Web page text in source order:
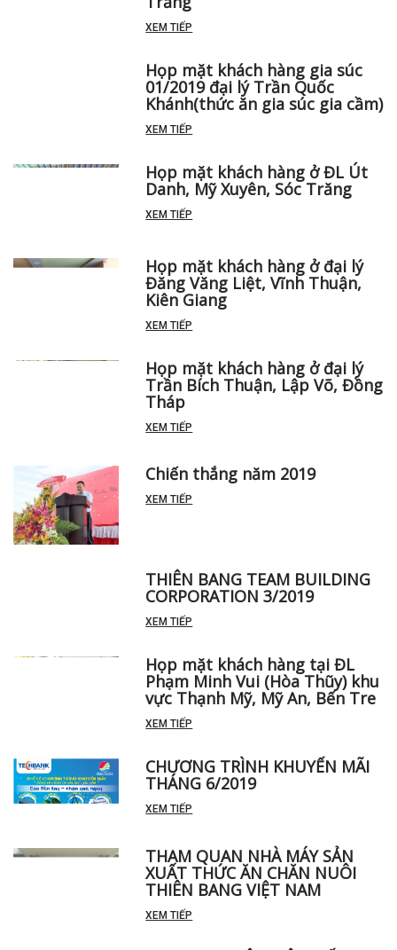
XEM TIẾP
Họp mặt khách hàng gia súc
01/2019 đại lý Trần Quốc
Khánh(thức ăn gia súc gia cầm)
XEM TIẾP
Họp mặt khách hàng ở ĐL Út
Danh, Mỹ Xuyên, Sóc Trăng
XEM TIẾP
Họp mặt khách hàng ở đại lý
Đăng Văng Liệt, Vĩnh Thuận,
Kiên Giang
XEM TIẾP
Họp mặt khách hàng ở đại lý
Trần Bích Thuận, Lập Võ, Đồng
Tháp
XEM TIẾP
Chiến thắng năm 2019
XEM TIẾP
THIÊN BANG TEAM BUILDING
CORPORATION 3/2019
XEM TIẾP
Họp mặt khách hàng tại ĐL
Phạm Minh Vui (Hòa Thũy) khu
vực Thạnh Mỹ, Mỹ An, Bến Tre
XEM TIẾP
CHƯƠNG TRÌNH KHUYẾN MÃI
THÁNG 6/2019
XEM TIẾP
THAM QUAN NHÀ MÁY SẢN
XUẤT THỨC ĂN CHĂN NUÔI
THIÊN BANG VIỆT NAM
XEM TIẾP